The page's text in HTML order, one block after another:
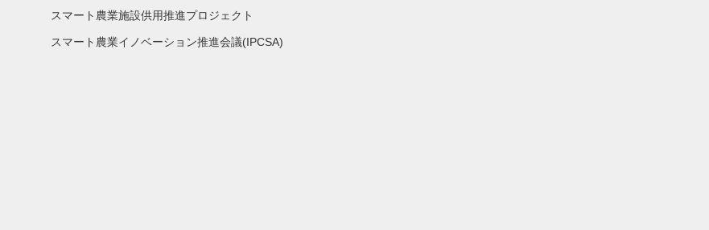
スマート農業施設供用推進プロジェクト
スマート農業イノベーション推進会議(IPCSA)